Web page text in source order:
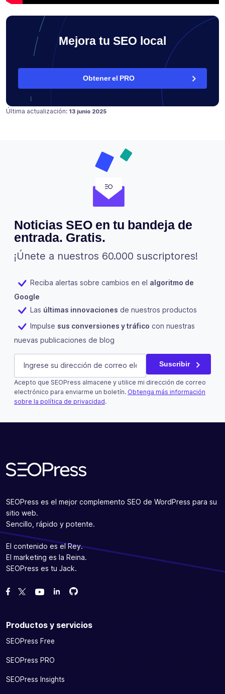
Mejora tu SEO local
Obtener el PRO
Última actualización: Publicado en
11 agosto 2018
13 junio 2025
Noticias SEO en tu bandeja de
entrada. Gratis.
¡Únete a nuestros 60.000 suscriptores!
Reciba alertas sobre cambios en el algoritmo de
Google
Las últimas innovaciones de nuestros productos
Impulse sus conversiones y tráfico con nuestras
nuevas publicaciones de blog
Phone
Este campo es un campo de validación y debe quedar
E-mail (Obligatorio) Suscribir
Acepto que SEOPress almacene y utilice mi dirección de correo
electrónico para enviarme un boletín. Obtenga más información
sobre la política de privacidad.
SEOPress es el mejor complemento SEO de WordPress para su
sitio web.
Sencillo, rápido y potente.
El contenido es el Rey.
El marketing es la Reina.
SEOPress es tu Jack.
Danos like en Facebook
Síguenos en Twitter
Míranos en YouTube
Bifurcanos en GitHub
Bifurcanos en GitHub
Productos y servicios
SEOPress Free
SEOPress PRO
SEOPress Insights